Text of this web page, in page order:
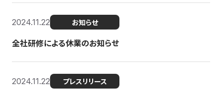
2024.11.22 お知らせ
全社研修による休業のお知らせ
2024.11.22 プレスリリース